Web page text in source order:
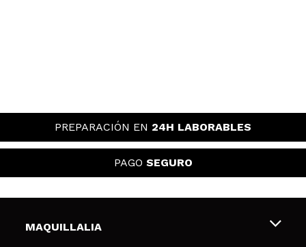
PREPARACIÓN EN 24H LABORABLES
PAGO SEGURO
MAQUILLALIA